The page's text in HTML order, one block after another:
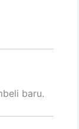
baru.